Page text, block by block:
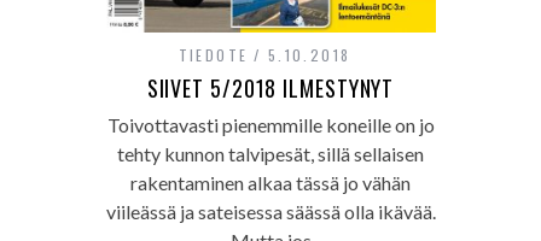
TIEDOTE 5.10.2018
SIIVET 5/2018 ILMESTYNYT
Toivottavasti pienemmille koneille on jo
tehty kunnon talvipesät, sillä sellaisen
rakentaminen alkaa tässä jo vähän
viileässä ja sateisessa säässä olla ikävää.